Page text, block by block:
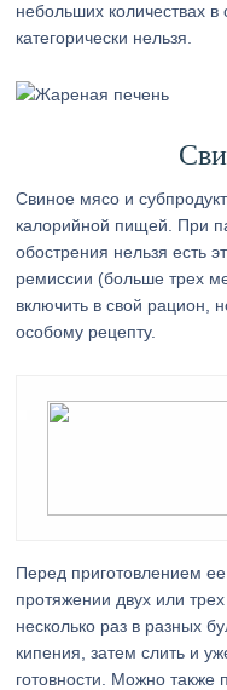
небольших количествах
категорически нельзя.
Свиное мясо и
калорийной пищей. При
обострения нельзя есть
ремиссии (больше трех
включить в свой рацион,
особому рецепту.
Перед приготовлением
протяжении двух или
несколько раз в разных
кипения, затем слить и
готовности. Можно также